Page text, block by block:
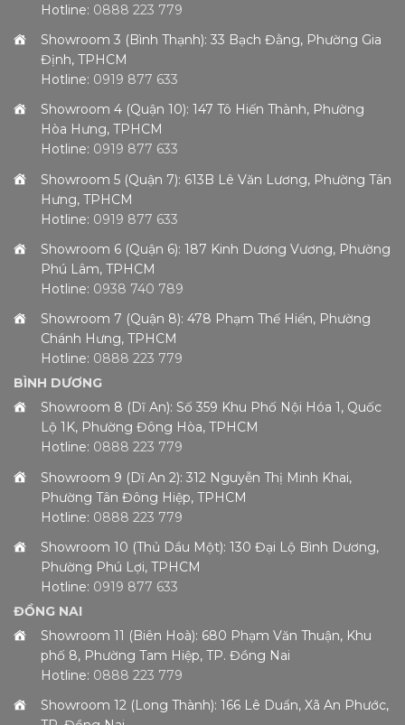
Hotline: 0888 223 779
Showroom 3 (Bình Thạnh): 33 Bạch Đằng, Phường Gia
Định, TPHCM
Hotline: 0919 877 633
Showroom 4 (Quận 10): 147 Tô Hiến Thành, Phường
Hòa Hưng, TPHCM
Hotline: 0919 877 633
Showroom 5 (Quận 7): 613B Lê Văn Lương, Phường Tân
Hưng, TPHCM
Hotline: 0919 877 633
Showroom 6 (Quận 6): 187 Kinh Dương Vương, Phường
Phú Lâm, TPHCM
Hotline: 0938 740 789
Showroom 7 (Quận 8): 478 Phạm Thế Hiển, Phường
Chánh Hưng, TPHCM
Hotline: 0888 223 779
BÌNH DƯƠNG
Showroom 8 (Dĩ An): Số 359 Khu Phố Nội Hóa 1, Quốc
Lộ 1K, Phường Đông Hòa, TPHCM
Hotline: 0888 223 779
Showroom 9 (Dĩ An 2): 312 Nguyễn Thị Minh Khai,
Phường Tân Đông Hiệp, TPHCM
Hotline: 0888 223 779
Showroom 10 (Thủ Dầu Một): 130 Đại Lộ Bình Dương,
Phường Phú Lợi, TPHCM
Hotline: 0919 877 633
ĐỒNG NAI
Showroom 11 (Biên Hoà): 680 Phạm Văn Thuận, Khu
phố 8, Phường Tam Hiệp, TP. Đồng Nai
Hotline: 0888 223 779
Showroom 12 (Long Thành): 166 Lê Duẩn, Xã An Phước,